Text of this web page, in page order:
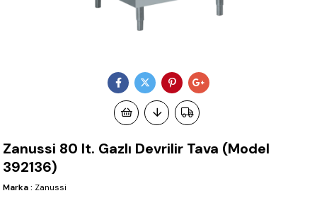
Zanussi 80 lt. Gazlı Devrilir Tava (Model
392136)
Marka : Zanussi